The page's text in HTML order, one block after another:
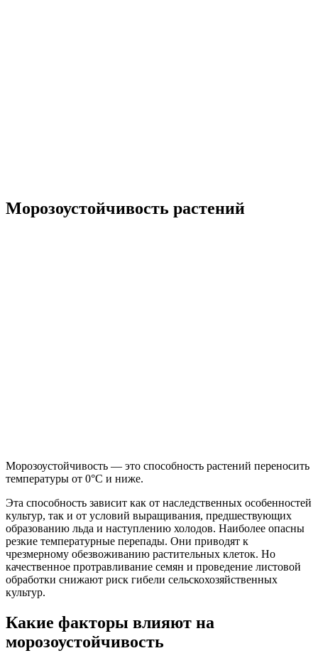
Морозоустойчивость растений
Морозоустойчивость — это способность растений переносить
температуры от 0°C и ниже.
Эта способность зависит как от наследственных особенностей
культур, так и от условий выращивания, предшествующих
образованию льда и наступлению холодов. Наиболее опасны
резкие температурные перепады. Они приводят к
чрезмерному обезвоживанию растительных клеток. Но
качественное протравливание семян и проведение листовой
обработки снижают риск гибели сельскохозяйственных
культур.
Какие факторы влияют на
морозоустойчивость